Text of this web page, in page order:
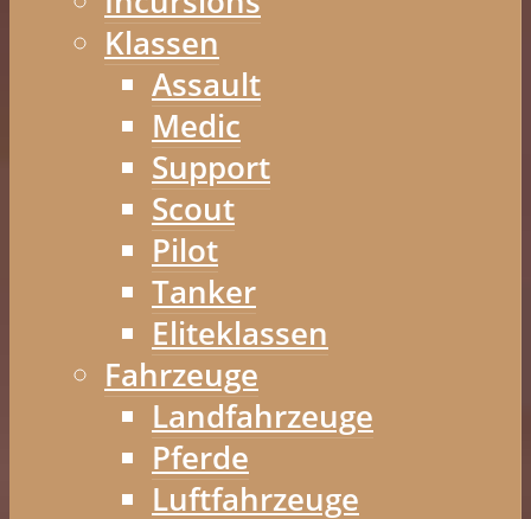
Klassen
Assault
Medic
Support
Scout
Pilot
Tanker
Eliteklassen
Fahrzeuge
Landfahrzeuge
Pferde
Luftfahrzeuge